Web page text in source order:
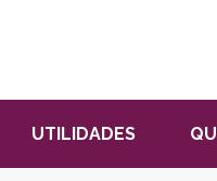
UTILIDADES